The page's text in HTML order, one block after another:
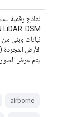
الأرض المجردة
يتم عرض
airborne